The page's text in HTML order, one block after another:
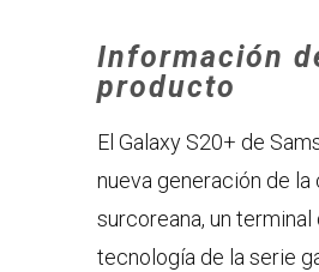
Información
producto
El Galaxy S20+ de
nueva generación de la
surcoreana, un terminal
tecnología de la serie